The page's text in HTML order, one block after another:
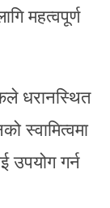
महत्वपूर्ण
धरानस्थित
स्वामित्वमा
उपयोग गर्न